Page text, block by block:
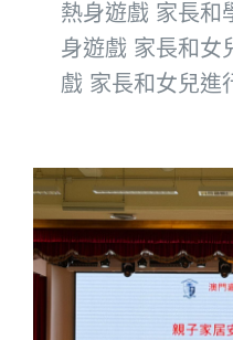
熱身遊戲 家長和
身遊戲 家長和女
戲 家長和女兒進